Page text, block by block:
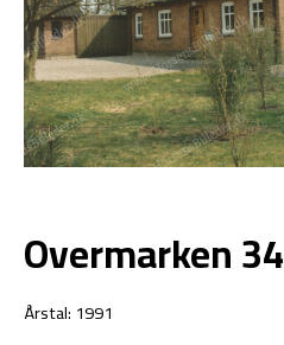
Overmarken 34
Årstal: 1991